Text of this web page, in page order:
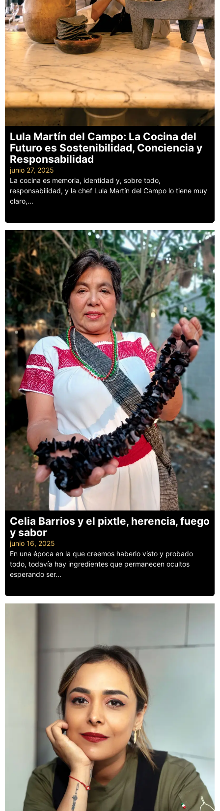
Lula Martín del Campo: La Cocina del
Futuro es Sostenibilidad, Conciencia y
Responsabilidad
junio 27, 2025
La cocina es memoria, identidad y, sobre todo,
responsabilidad, y la chef Lula Martín del Campo lo tiene muy
claro,...
Celia Barrios y el pixtle, herencia, fuego
y sabor
junio 16, 2025
En una época en la que creemos haberlo visto y probado
todo, todavía hay ingredientes que permanecen ocultos
esperando ser...